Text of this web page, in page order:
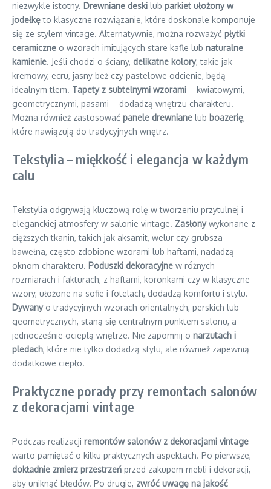
niezwykle istotny. Drewniane deski lub parkiet ułożony w
jodełkęto klasyczne rozwiązanie, które doskonale komponuje
się ze stylem vintage. Alternatywnie, można rozważyć płytki
ceramiczne o wzorach imitujących stare kafle lub naturalne
kamienie. Jeśli chodzi o ściany, delikatne kolory, takie jak
kremowy, ecru, jasny beż czy pastelowe odcienie, będą
idealnym tłem. Tapety z subtelnymi wzorami – kwiatowymi,
geometrycznymi, pasami – dodadzą wnętrzu charakteru.
Można również zastosować panele drewniane lub boazerię,
które nawiązują do tradycyjnych wnętrz.
Tekstylia – miękkość i elegancja w każdym
calu
Tekstylia odgrywają kluczową rolę w tworzeniu przytulnej i
eleganckiej atmosfery w salonie vintage. Zasłonywykonane z
cięższych tkanin, takich jak aksamit, welur czy grubsza
bawełna, często zdobione wzorami lub haftami, nadadzą
oknom charakteru. Poduszki dekoracyjne w różnych
rozmiarach i fakturach, z haftami, koronkami czy w klasyczne
wzory, ułożone na sofie i fotelach, dodadzą komfortu i stylu.
Dywanyo tradycyjnych wzorach orientalnych, perskich lub
geometrycznych, staną się centralnym punktem salonu, a
jednocześnie ocieplą wnętrze. Nie zapomnij o narzutach i
pledach, które nie tylko dodadzą stylu, ale również zapewnią
dodatkowe ciepło.
Praktyczne porady przy remontach salonów
z dekoracjami vintage
Podczas realizacji remontów salonów z dekoracjami vintage
warto pamiętać o kilku praktycznych aspektach. Po pierwsze,
dokładnie zmierz przestrzeń przed zakupem mebli i dekoracji,
aby uniknąć błędów. Po drugie, zwróć uwagę na jakość